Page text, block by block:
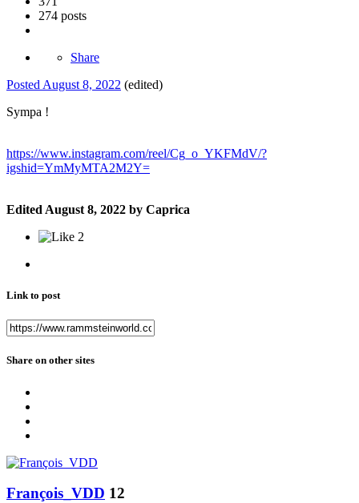
274 posts
Share
Posted August 8, 2022 (edited)
Sympa !
https://www.instagram.com/reel/Cg_o_YKFMdV/?
igshid=YmMyMTA2M2Y=
Edited August 8, 2022 by Caprica
2
Link to post
Share on other sites
François_VDD 12